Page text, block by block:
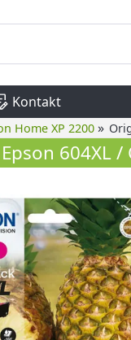
Kontakt
Home XP 2200 »
604XL